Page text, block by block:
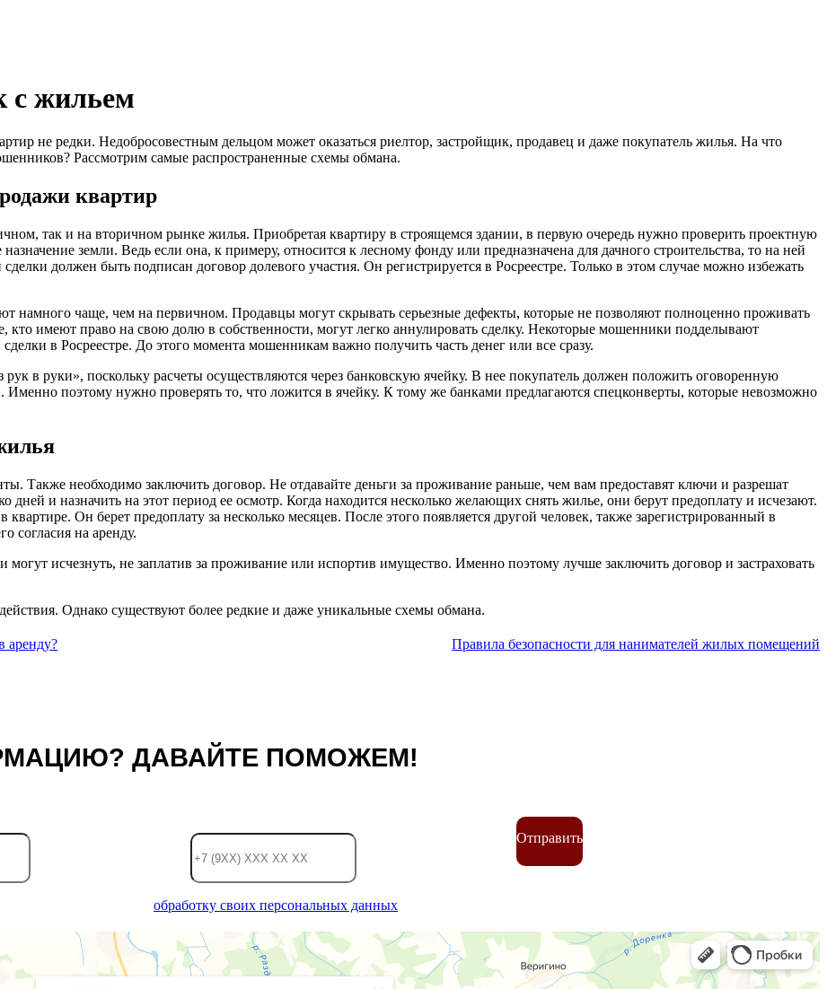
с жильем
не редки. Недобросовестным дельцом может оказаться риелтор, застройщик, продавец и даже покупатель жилья. На что
Рассмотрим самые распространенные схемы обмана.
квартир
так и на вторичном рынке жилья. Приобретая квартиру в строящемся здании, в первую очередь нужно проверить проектную
земли. Ведь если она, к примеру, относится к лесному фонду или предназначена для дачного строительства, то на ней
должен быть подписан договор долевого участия. Он регистрируется в Росреестре. Только в этом случае можно избежать
намного чаще, чем на первичном. Продавцы могут скрывать серьезные дефекты, которые не позволяют полноценно проживать
кто имеют право на свою долю в собственности, могут легко аннулировать сделку. Некоторые мошенники подделывают
в Росреестре. До этого момента мошенникам важно получить часть денег или все сразу.
в руки», поскольку расчеты осуществляются через банковскую ячейку. В нее покупатель должен положить оговоренную
поэтому нужно проверять то, что ложится в ячейку. К тому же банками предлагаются спецконверты, которые невозможно
Также необходимо заключить договор. Не отдавайте деньги за проживание раньше, чем вам предоставят ключи и разрешат
дней и назначить на этот период ее осмотр. Когда находится несколько желающих снять жилье, они берут предоплату и исчезают.
Он берет предоплату за несколько месяцев. После этого появляется другой человек, также зарегистрированный в
согласия на аренду.
исчезнуть, не заплатив за проживание или испортив имущество. Именно поэтому лучше заключить договор и застраховать
Однако существуют более редкие и даже уникальные схемы обмана.
аренду? Правила безопасности для нанимателей жилых помещений
ДАВАЙТЕ ПОМОЖЕМ!
Отправить
обработку своих персональных данных